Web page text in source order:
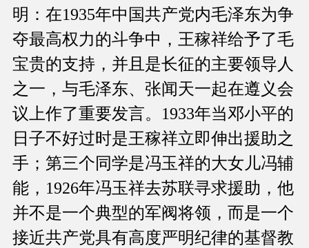
明：在1935年中国共产党内毛泽东为争
夺最高权力的斗争中，王稼祥给予了毛
宝贵的支持，并且是长征的主要领导人
之一，与毛泽东、张闻天一起在遵义会
议上作了重要发言。1933年当邓小平的
日子不好过时是王稼祥立即伸出援助之
手；第三个同学是冯玉祥的大女儿冯辅
能，1926年冯玉祥去苏联寻求援助，他
并不是一个典型的军阀将领，而是一个
接近共产党具有高度严明纪律的基督教